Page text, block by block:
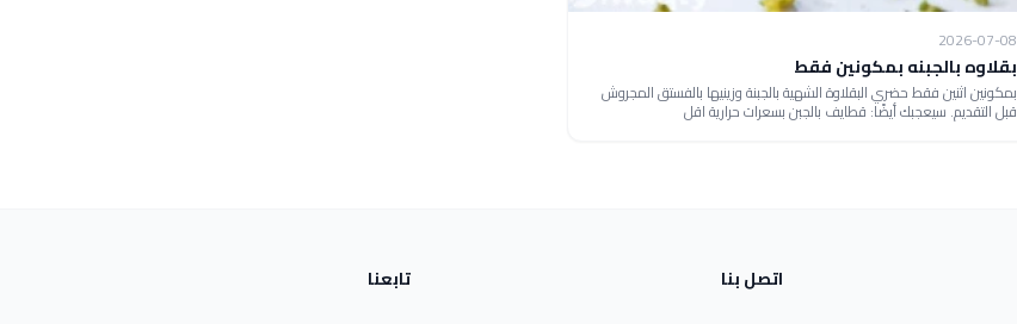
2026-07-08
بقلاوه بالجبنه بمكونين فقط
بمكونين اثنين فقط حضري البقلاوة الشهية بالجبنة وزينيها بالفستق المجروش
قبل التقديم. سيعجبك أيضًا: قطايف بالجبن بسعرات حرارية اقل
اتصل بنا تابعنا